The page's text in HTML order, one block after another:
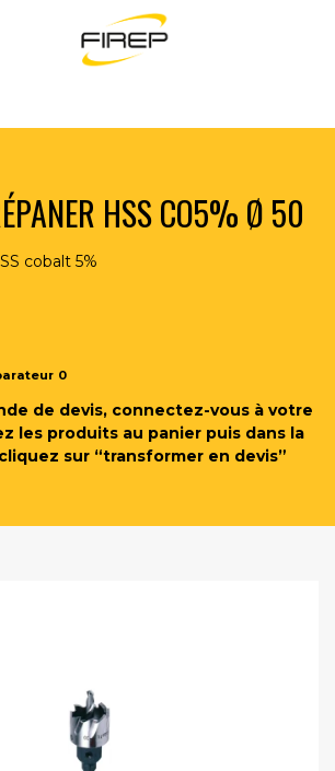
DU SOUDEUR >
À TRÉPANER HSS CO5% Ø 50
HSS CO5% Ø 50
cobalt 5%
0
de devis, connectez-vous à votre
les produits au panier puis dans la
sur “transformer en devis”